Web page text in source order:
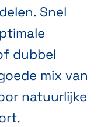
Snel
dubbel
mix van
natuurlijke